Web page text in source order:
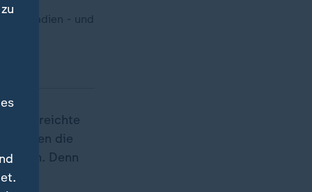
Stadien - und
erreichte
sorgten die
Denn